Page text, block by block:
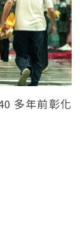
多年前彰化